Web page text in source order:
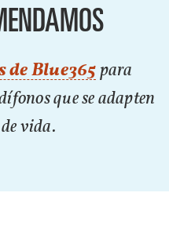
de Blue365 para
que se adapten
vida.